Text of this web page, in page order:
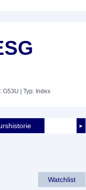
G53U | Typ: Index
►
Watchlist